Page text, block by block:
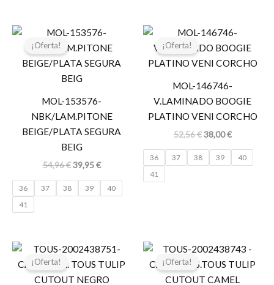
¡Oferta!
MOL-153576-
NBK/LAM.PITONE
BEIGE/PLATA SEGURA
BEIG
54,96€
El
original
era:
54,96 €.
39,95€
El
actual
es:
36 37 38 39
40
41
¡Oferta!
MOL-146746-
V.LAMINADO BOOGIE
PLATINO VENI CORCHO
52,56€
El
original
era:
38,00€
El
actual
es:
36 37 38 39
40
41
¡Oferta!
El
original
era:
El
actual
es:
¡Oferta!
El
original
era:
El
actual
es: